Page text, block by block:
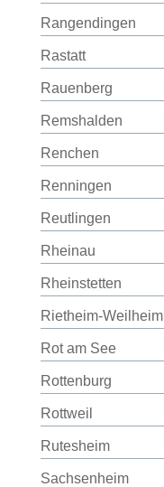
Rangendingen
Rastatt
Rauenberg
Remshalden
Renchen
Renningen
Reutlingen
Rheinau
Rheinstetten
Rietheim-Weilheim
Rot am See
Rottenburg
Rottweil
Rutesheim
Sachsenheim